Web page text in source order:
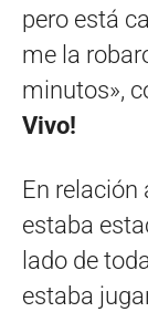
pero está
me la
minutos»,
Vivo!
En relación
estaba
lado de
estaba